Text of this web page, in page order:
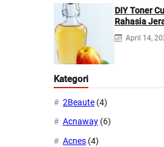
DIY Toner
Rahasia
dalam 2
April 14,
Kategori
2Beaute (4)
Acnaway (6)
Acnes (4)